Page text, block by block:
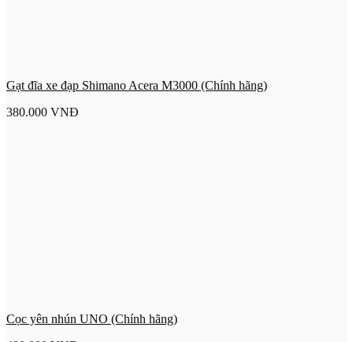
Gạt đĩa xe đạp Shimano Acera M3000 (Chính hãng)
380.000 VNĐ
Cọc yên nhún UNO (Chính hãng)